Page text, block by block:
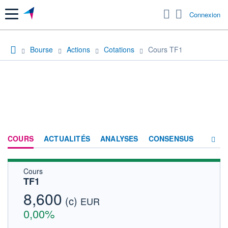
Menu Connexion
Bourse Actions Cotations Cours TF1
COURS ACTUALITÉS ANALYSES CONSENSUS
Cours
TF1
8,600 (c) EUR
0,00%